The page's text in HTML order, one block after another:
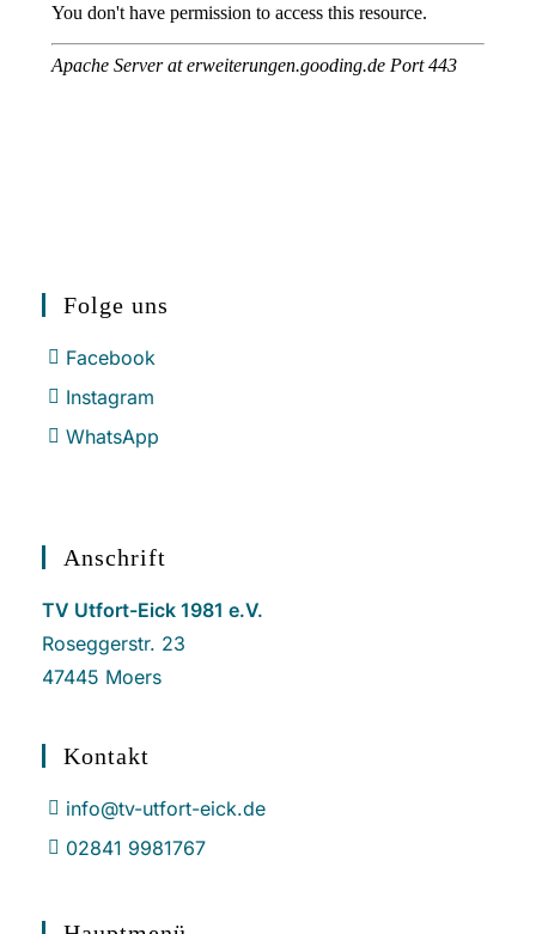
Folge uns
Facebook
Instagram
WhatsApp
Anschrift
TV Utfort-Eick 1981 e.V.
Roseggerstr. 23
47445 Moers
Kontakt
info@tv-utfort-eick.de
02841 9981767